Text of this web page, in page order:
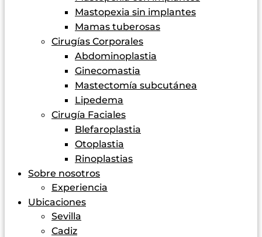
Mastopexia sin implantes
Mamas tuberosas
Cirugías Corporales
Abdominoplastia
Ginecomastia
Mastectomía subcutánea
Lipedema
Cirugía Faciales
Blefaroplastia
Otoplastia
Rinoplastias
Sobre nosotros
Experiencia
Ubicaciones
Sevilla
Cadiz